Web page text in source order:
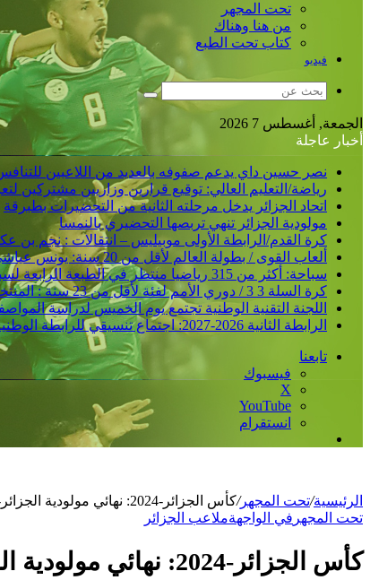
تحت المجهر
من هنا وهناك
كتاب تحت الطبع
فيديو
بحث
عن
الجمعة, أغسطس 7 2026
أخبار عاجلة
نصر حسين داي يدعم صفوفه بالعديد من اللاعبين
رياضة/التعليم العالي: توقيع قرارين وزاريين مشتركين
اتحاد الجزائر يدخل مرحلته الثانية من التحضيرات بطبرقة
مولودية الجزائر تنهي تربصها التحضيري بالنمسا
كرة القدم/الرابطة الأولى موبيليس – انتقالات : نجم
ألعاب القوى / بطولة العالم لأقل من 20 سنة: يونس عياشي أبرز الآمال الجزائرية للتتويج بميدالية عالمية
سباحة: أكثر من 315 رياضيا منتظر في الطبعة الرابعة لسباق عبور خليج الجزائر
كرة السلة 3 3 / دوري الأمم لفئة لأقل من 23 سنة : المنتخب الجزائري /ذكور/ يحقق فوزا ثانيا و يدعم مركزه في الصدارة
اللجنة التقنية الوطنية تجتمع يوم الخميس لدراسة
الرابطة الثانية 2026-2027: اجتماع تنسيقي للرابطة الوطنية للهواة متبوع بسحب قرعة الرزنامة يوم الأحد المقبل
تابعنا
فيسبوك
‫X
‫YouTube
انستقرام
الرئيسية/تحت المجهر/كأس الجزائر-2024: نهائي مولودية الجزائر-شباب بلوزداد, مقابلة ذات أهداف متعددة “للشباب”
تحت المجهر في الواجهةملاعب الجزائر
كأس الجزائر-2024: نهائي مولودية الجزائر-شباب بلوزداد, مقابلة ذات أهداف متعددة “للشباب”